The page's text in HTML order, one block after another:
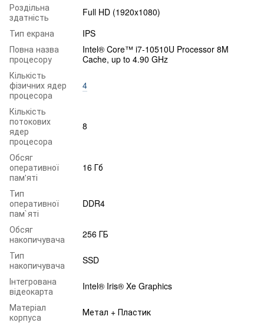
Роздільна
здатність
Full HD (1920x1080)
Тип екрана
IPS
Повна назва
процесору
Intel® Core™ i7-10510U Processor 8M
Cache, up to 4.90 GHz
Кількість
фізичних ядер
процесора
4
Кількість
потокових
ядер
процесора
8
Обсяг
оперативної
пам'яті
16 Гб
Тип
оперативної
пам`яті
DDR4
Обсяг
накопичувача
256 ГБ
Тип
накопичувача
SSD
Інтегрована
відеокарта
Intel® Iris® Xe Graphics
Матеріал
корпуса
Метал + Пластик